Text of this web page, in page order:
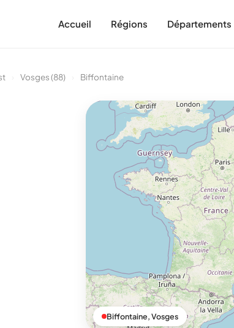
Accueil Régions Départements
Vosges (88) Biffontaine
Biffontaine, Vosges